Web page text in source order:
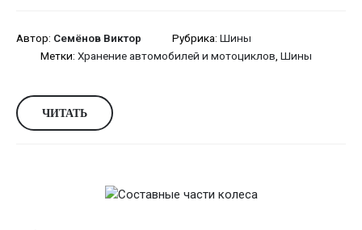
Автор: Семёнов Виктор Рубрика: Шины
Метки: Хранение автомобилей и мотоциклов Шины
ЧИТАТЬ